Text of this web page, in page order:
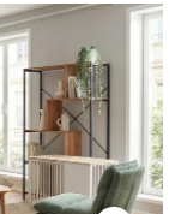
- AMIO H -
- Sitzolo 2